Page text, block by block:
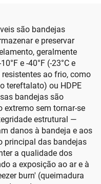
são bandejas
e preservar
geralmente
e -40°F (-23°C e
ao frio, como
tereftalato) ou HDPE
bandejas são
extremo sem tornar-se
estrutural —
danos à bandeja e aos
principal das bandejas
a qualidade dos
a exposição ao ar e à
burn' (queimadura